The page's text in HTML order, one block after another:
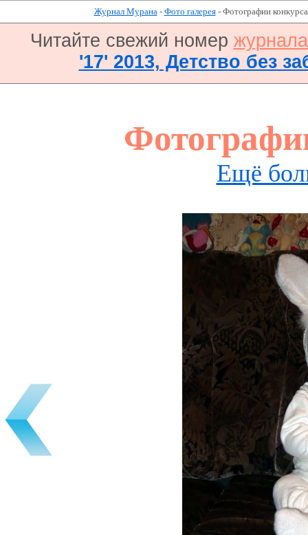
Журнал Мурана- Фото галерея- Фотографии
Читайте свежий номер
'17' 2013, Детство без
Ещё